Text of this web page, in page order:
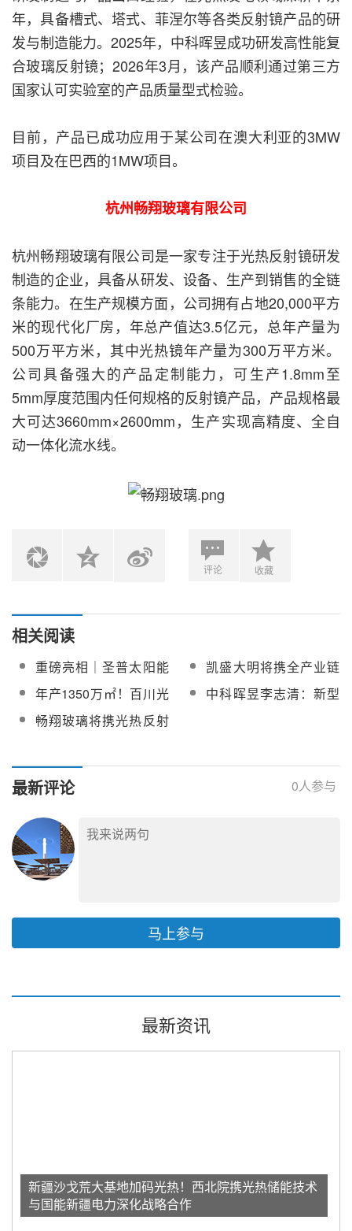
年，具备槽式、塔式、菲涅尔等各类反射镜产品的研
发与制造能力。2025年，中科晖昱成功研发高性能复
合玻璃反射镜；2026年3月，该产品顺利通过第三方
国家认可实验室的产品质量型式检验。
目前，产品已成功应用于某公司在澳大利亚的3MW
项目及在巴西的1MW项目。
杭州畅翔玻璃有限公司
杭州畅翔玻璃有限公司是一家专注于光热反射镜研发
制造的企业，具备从研发、设备、生产到销售的全链
条能力。在生产规模方面，公司拥有占地20,000平方
米的现代化厂房，年总产值达3.5亿元，总年产量为
500万平方米，其中光热镜年产量为300万平方米。
公司具备强大的产品定制能力，可生产1.8mm至
5mm厚度范围内任何规格的反射镜产品，产品规格最
大可达3660mm×2600mm，生产实现高精度、全自
动一体化流水线。
评论 收藏
相关阅读
重磅亮相｜圣普太阳能
将携全系列光热反射
镜，闪耀第十三届中国
国际光热大会
凯盛大明将携全产业链
光热玻璃及反射镜产品
亮相第十三届中国国际
年产1350万㎡！百川光
热将携光热聚光反射镜
全系列产品亮相
中科晖昱李志清：新型
畅翔玻璃将携光热反射
最新评论 0人参与
马上参与
最新资讯
新疆沙戈荒大基地加码光热！西北院携光热储能技术
与国能新疆电力深化战略合作